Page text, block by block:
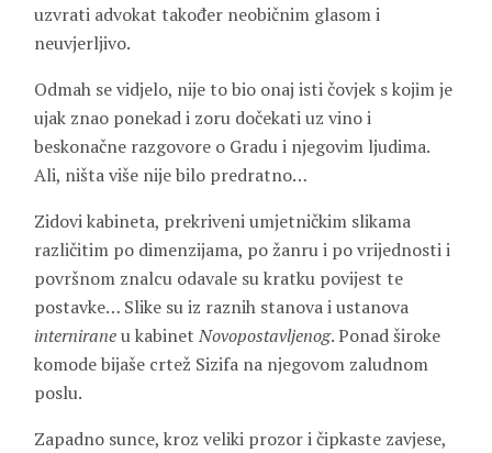
uzvrati advokat također neobičnim glasom i
neuvjerljivo.
Odmah se vidjelo, nije to bio onaj isti čovjek s kojim je
ujak znao ponekad i zoru dočekati uz vino i
beskonačne razgovore o Gradu i njegovim ljudima.
Ali, ništa više nije bilo predratno…
Zidovi kabineta, prekriveni umjetničkim slikama
različitim po dimenzijama, po žanru i po vrijednosti i
površnom znalcu odavale su kratku povijest te
postavke… Slike su iz raznih stanova i ustanova
interniraneu kabinetNovopostavljenog. Ponad široke
komode bijaše crtež Sizifa na njegovom zaludnom
poslu.
Zapadno sunce, kroz veliki prozor i čipkaste zavjese,